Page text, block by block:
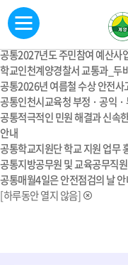
공통제41회 새얼백일장 개최
공통2026 학교폭력 예방 대토론
공통2027년도 예산편성을 위한
공통2027년도 주민참여 예산사
학교인천계양경찰서 교통과_두
공통2026년 여름철 수상 안전사
공통인천시교육청 부정 · 공익
공통적극적인 민원 해결과 신속
안내
공통학교지원단 학교 지원 업무
공통지방공무원 및 교육공무직
공통매월4일은 안전점검의 날
[하루동안 열지 않음]